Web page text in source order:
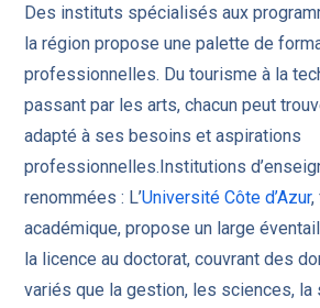
Des instituts spécialisés aux
la région propose une palette de
professionnelles. Du tourisme à la
passant par les arts, chacun peut
adapté à ses besoins et aspirations
professionnelles.Institutions
renommées : L’Université Côte d’Azur,
académique, propose un large
la licence au doctorat, couvrant des
variés que la gestion, les sciences, la